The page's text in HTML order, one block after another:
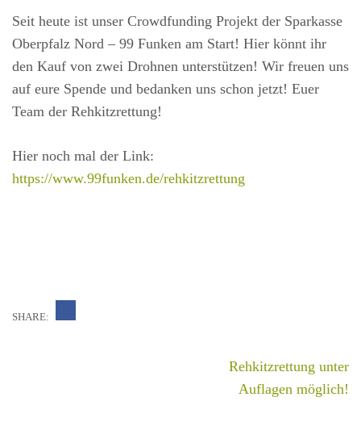
Seit heute ist unser Crowdfunding Projekt der Sparkasse
Oberpfalz Nord – 99 Funken am Start! Hier könnt ihr
den Kauf von zwei Drohnen unterstützen! Wir freuen uns
auf eure Spende und bedanken uns schon jetzt! Euer
Team der Rehkitzrettung!
Hier noch mal der Link:
https://www.99funken.de/rehkitzrettung
SHARE:
Rehkitzrettung unter
Auflagen möglich!